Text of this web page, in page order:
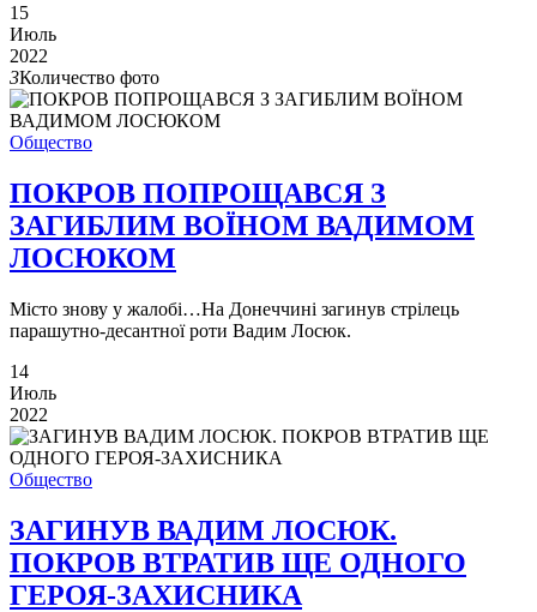
15
Июль
2022
3Количество фото
Общество
ПОКРОВ ПОПРОЩАВСЯ З
ЗАГИБЛИМ ВОЇНОМ ВАДИМОМ
ЛОСЮКОМ
Місто знову у жалобі…На Донеччині загинув стрілець
парашутно-десантної роти Вадим Лосюк.
14
Июль
2022
Общество
ЗАГИНУВ ВАДИМ ЛОСЮК.
ПОКРОВ ВТРАТИВ ЩЕ ОДНОГО
ГЕРОЯ-ЗАХИСНИКА